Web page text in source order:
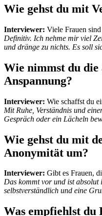
Wie gehst du mit
Interviewer: Viele Frauen
Definitiv. Ich nehme mir viel
und dränge zu nichts. Es soll
Wie nimmst du die
Anspannung?
Interviewer: Wie schaffst du
Mit Ruhe, Verständnis und
Gespräch oder ein Lächeln
Wie gehst du mit
Anonymität um?
Interviewer: Gibt es Frauen,
Das kommt vor und ist
selbstverständlich und eine
Was empfiehlst du